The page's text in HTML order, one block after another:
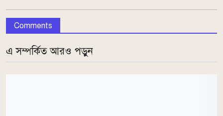
Comments
এ সম্পর্কিত আরও পড়ুন